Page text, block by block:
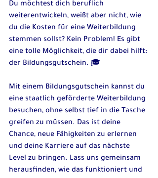
Du möchtest dich beruflich
weiterentwickeln, weißt aber nicht, wie
du die Kosten für eine Weiterbildung
stemmen sollst? Kein Problem! Es gibt
eine tolle Möglichkeit, die dir dabei hilft:
der Bildungsgutschein. 🎓
Mit einem Bildungsgutschein kannst du
eine staatlich geförderte Weiterbildung
besuchen, ohne selbst tief in die Tasche
greifen zu müssen. Das ist deine
Chance, neue Fähigkeiten zu erlernen
und deine Karriere auf das nächste
Level zu bringen. Lass uns gemeinsam
herausfinden, wie das funktioniert und